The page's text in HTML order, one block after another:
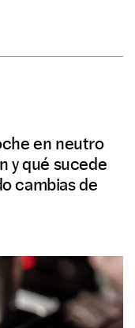
en neutro
y qué sucede
cambias de